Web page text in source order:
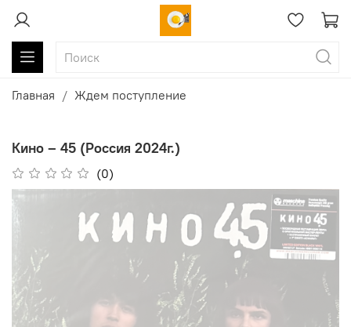
Главная Ждем поступление
Кино ‎– 45 (Россия 2024г.)
(0)